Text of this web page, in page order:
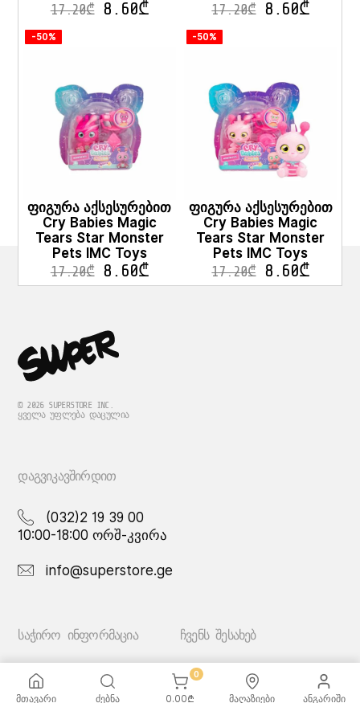
17.20₾ 8.60₾ 17.20₾ 8.60₾
-50%
ფიგურა აქსესურებით
Cry Babies Magic
Tears Star Monster
Pets IMC Toys
17.20₾ 8.60₾
-50%
ფიგურა აქსესურებით
Cry Babies Magic
Tears Star Monster
Pets IMC Toys
17.20₾ 8.60₾
© 2026 SUPERSTORE INC.
ᲧᲕᲔᲚᲐ ᲣᲤᲚᲔᲑᲐ ᲓᲐᲪᲣᲚᲘᲐ
ᲓᲐᲒᲕᲘᲙᲐᲕᲨᲘᲠᲓᲘᲗ
(032)2 19 39 00
10:00-18:00 ორშ-კვირა
info@superstore.ge
ᲡᲐᲭᲘᲠᲝ ᲘᲜᲤᲝᲠᲛᲐᲪᲘᲐ
ხშირად დასმული
კითხვები
ᲩᲕᲔᲜᲡ ᲨᲔᲡᲐᲮᲔᲑ
სუპერი
სუპერი სათამაშოები
მთავარი ძებნა
0
0.00₾ მაღაზიები ანგარიში